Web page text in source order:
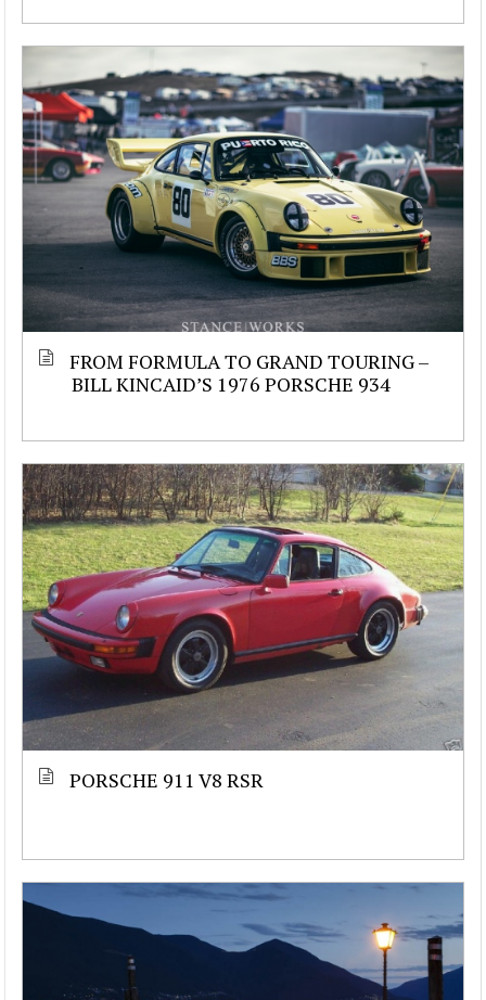
FROM FORMULA TO GRAND TOURING –
BILL KINCAID’S 1976 PORSCHE 934
PORSCHE 911 V8 RSR